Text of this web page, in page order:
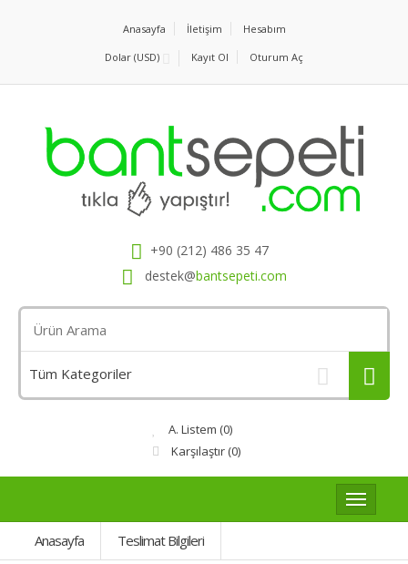
Anasayfa İletişim Hesabım
Dolar (USD) Kayıt Ol Oturum Aç
+90 (212) 486 35 47
destek@bantsepeti.com
A. Listem (0)
Karşılaştır (0)
Anasayfa Teslimat Bilgileri